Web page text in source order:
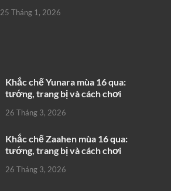
25 Tháng 1, 2026
Khắc chế Yunara mùa 16 qua:
tướng, trang bị và cách chơi
26 Tháng 3, 2026
Khắc chế Zaahen mùa 16 qua:
tướng, trang bị và cách chơi
26 Tháng 3, 2026